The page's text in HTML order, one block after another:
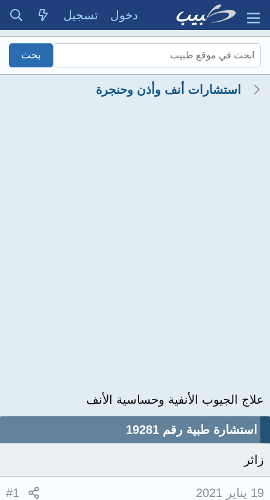
دخول تسجيل
استشارات أنف وأذن وحنجرة
علاج الجيوب الأنفية وحساسية الأنف
استشارة طبية رقم 19281
زائر
19 يناير 2021 #1